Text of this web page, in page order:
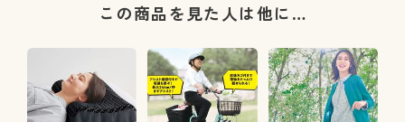
この商品を見た人は他に…